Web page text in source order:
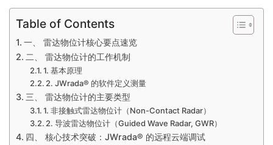
Table of Contents
一、 雷达物位计核心要点速览
二、 雷达物位计的工作机制
1. 基本原理
2. JWrada® 的软件定义测量
三、 雷达物位计的主要类型
1. 非接触式雷达物位计（Non-Contact Radar）
2. 导波雷达物位计（Guided Wave Radar, GWR）
四、 核心技术突破：JWrada® 的远程云端调试